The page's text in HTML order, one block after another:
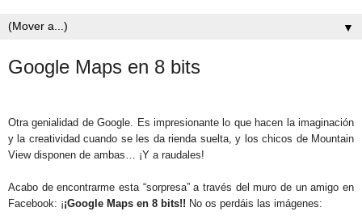
▼
Google Maps en 8 bits
Otra genialidad de Google. Es impresionante lo que hacen la imaginación
y la creatividad cuando se les da rienda suelta, y los chicos de Mountain
View disponen de ambas… ¡Y a raudales!
Acabo de encontrarme esta “sorpresa” a través del muro de un amigo en
Facebook: ¡¡Google Maps en 8 bits!! No os perdáis las imágenes: